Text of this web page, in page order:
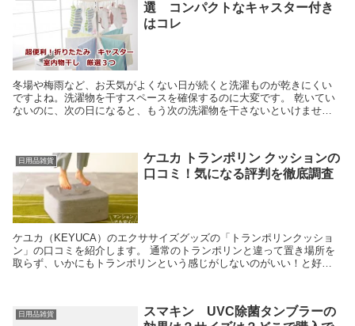
選 コンパクトなキャスター付き
はコレ
冬場や梅雨など、お天気がよくない日が続くと洗濯ものが乾きにくい
ですよね。洗濯物を干すスペースを確保するのに大変です。 乾いてい
ないのに、次の日になると、もう次の洗濯物を干さないといけません
日用品雑貨
ケユカ トランポリン クッションの
口コミ！気になる評判を徹底調査
ケユカ（KEYUCA）のエクササイズグッズの「トランポリンクッショ
ン」の口コミを紹介します。 通常のトランポリンと違って置き場所を
取らず、いかにもトランポリンという感じがしないのがいい！と好評
日用品雑貨
スマキン UVC除菌タンブラーの